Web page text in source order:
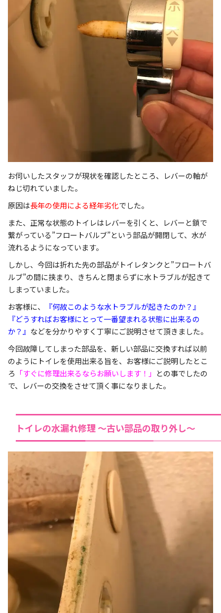
お伺いしたスタッフが現状を確認したところ、レバーの軸が
ねじ切れていました。
原因は長年の使用による経年劣化でした。
また、正常な状態のトイレはレバーを引くと、レバーと鎖で
繋がっている”フロートバルブ”という部品が開閉して、水が
流れるようになっています。
しかし、今回は折れた先の部品がトイレタンクと”フロートバ
ルブ”の間に挟まり、きちんと閉まらずに水トラブルが起きて
しまっていました。
お客様に、
『何故このような水トラブルが起きたのか？』
『どうすればお客様にとって一番望まれる状態に出来るの
か？』 などを分かりやすく丁寧にご説明させて頂きました。
今回故障してしまった部品を、新しい部品に交換すれば以前
のようにトイレを使用出来る旨を、お客様にご説明したとこ
ろ 「すぐに修理出来るならお願いします！」 との事でしたの
で、レバーの交換をさせて頂く事になりました。
トイレの水漏れ修理 ～古い部品の取り外し～